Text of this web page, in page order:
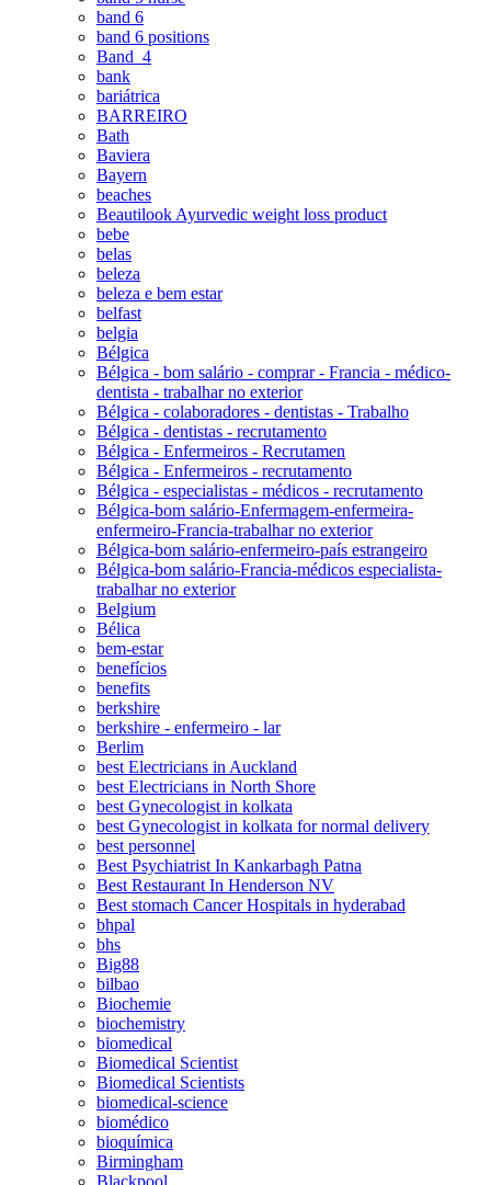
band 6
band 6 positions
Band_4
bank
bariátrica
BARREIRO
Bath
Baviera
Bayern
beaches
Beautilook Ayurvedic weight loss product
bebe
belas
beleza
beleza e bem estar
belfast
belgia
Bélgica
Bélgica - bom salário - comprar - Francia - médico-
dentista - trabalhar no exterior
Bélgica - colaboradores - dentistas - Trabalho
Bélgica - dentistas - recrutamento
Bélgica - Enfermeiros - Recrutamen
Bélgica - Enfermeiros - recrutamento
Bélgica - especialistas - médicos - recrutamento
Bélgica-bom salário-Enfermagem-enfermeira-
enfermeiro-Francia-trabalhar no exterior
Bélgica-bom salário-enfermeiro-país estrangeiro
Bélgica-bom salário-Francia-médicos especialista-
trabalhar no exterior
Belgium
Bélica
bem-estar
benefícios
benefits
berkshire
berkshire - enfermeiro - lar
Berlim
best Electricians in Auckland
best Electricians in North Shore
best Gynecologist in kolkata
best Gynecologist in kolkata for normal delivery
best personnel
Best Psychiatrist In Kankarbagh Patna
Best Restaurant In Henderson NV
Best stomach Cancer Hospitals in hyderabad
bhpal
bhs
Big88
bilbao
Biochemie
biochemistry
biomedical
Biomedical Scientist
Biomedical Scientists
biomedical-science
biomédico
bioquímica
Birmingham
Blackpool